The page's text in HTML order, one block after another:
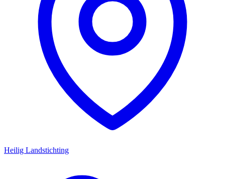
Heilig Landstichting